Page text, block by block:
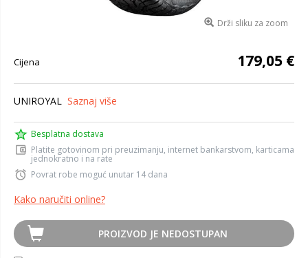
Drži sliku za zoom
Cijena 179,05 €
UNIROYAL Saznaj više
Besplatna dostava
Platite gotovinom pri preuzimanju, internet bankarstvom, karticama
jednokratno i na rate
Povrat robe moguć unutar 14 dana
Kako naručiti online?
PROIZVOD JE NEDOSTUPAN